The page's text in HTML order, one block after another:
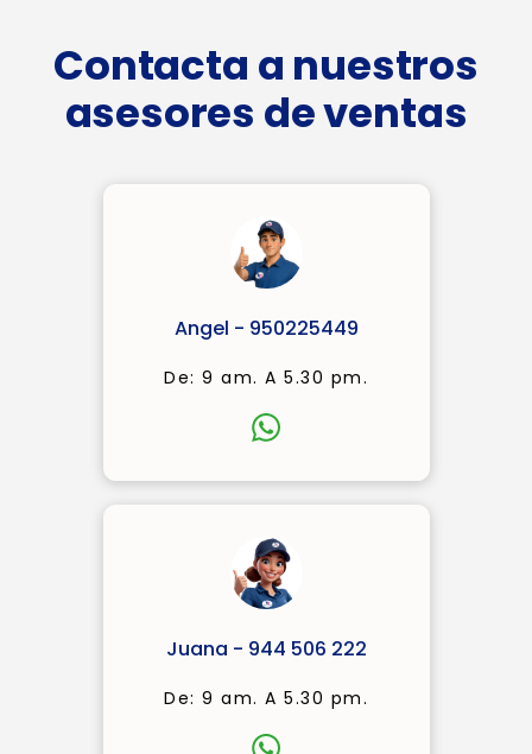
Contacta a nuestros
asesores de ventas
Angel - 950225449
De: 9 am. A 5.30 pm.
Juana - 944 506 222
De: 9 am. A 5.30 pm.